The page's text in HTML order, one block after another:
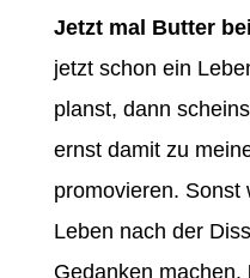
Jetzt mal Butter
jetzt schon ein
planst, dann
ernst damit zu
promovieren. Sonst
Leben nach der
Gedanken machen.